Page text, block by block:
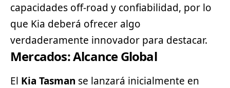
capacidades off-road y confiabilidad, por lo
que Kia deberá ofrecer algo
verdaderamente innovador para destacar.
Mercados: Alcance Global
El Kia Tasman se lanzará inicialmente en